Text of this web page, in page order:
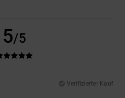
5/5
Verifizierter Kauf